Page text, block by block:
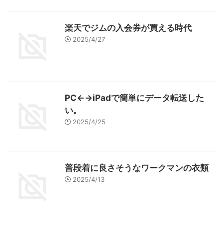
楽天でジムの入会券が買える時代
2025/4/27
PC←→iPadで簡単にデータ転送した
い。
2025/4/25
普段着に良さそうなワークマンの衣類
2025/4/13